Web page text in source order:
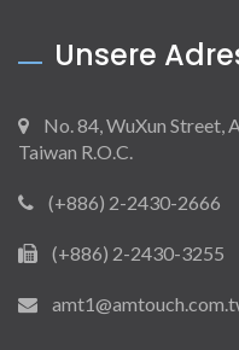
Unsere
No. 84, WuXun Street,
Taiwan R.O.C.
(+886) 2-2430-2666
(+886) 2-2430-3255